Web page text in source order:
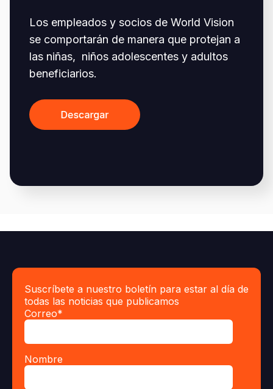
Los empleados y socios de World Vision
se comportarán de manera que protejan a
las niñas, niños adolescentes y adultos
beneficiarios.
Suscríbete a nuestro boletín para estar al día de
todas las noticias que publicamos
Correo*
Nombre